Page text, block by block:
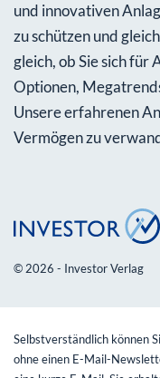
und innovativen
zu schützen und
gleich, ob Sie sich für
Optionen,
Unsere erfahrenen
Vermögen zu
© 2026 - Investor Verlag
Selbstverständlich können
ohne einen E-Mail-